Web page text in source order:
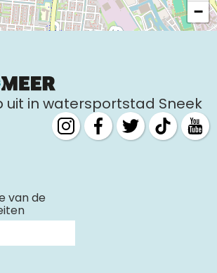
−
uit in watersportstad Sneek
van de